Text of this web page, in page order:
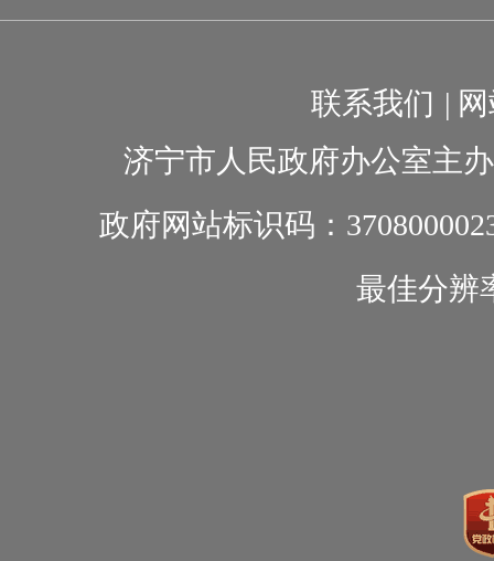
联系我们 |
济宁市人民政府办公室主
政府网站标识码：
最佳分辨